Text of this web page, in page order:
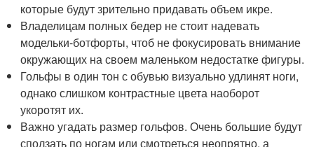
которые будут зрительно придавать объем икре.
Владелицам полных бедер не стоит надевать
модельки-ботфорты, чтоб не фокусировать внимание
окружающих на своем маленьком недостатке фигуры.
Гольфы в один тон с обувью визуально удлинят ноги,
однако слишком контрастные цвета наоборот
укоротят их.
Важно угадать размер гольфов. Очень большие будут
сползать по ногам или смотреться неопрятно, а